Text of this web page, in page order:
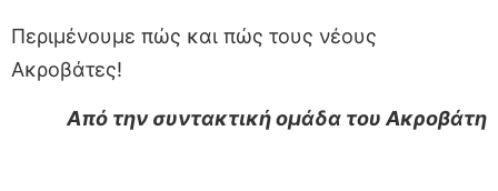
Περιμένουμε πώς και πώς τους νέους
Ακροβάτες!
Από την συντακτική ομάδα του Ακροβάτη